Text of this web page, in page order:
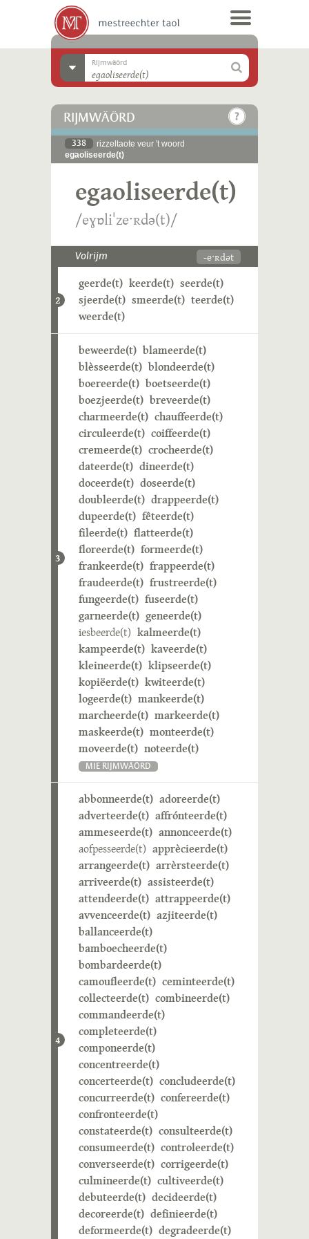
Rijmwäörd
RIJMWÄÖRD
338
rizzeltaote veur 't woord
egaoliseerde(t)
egaoliseerde(t)
/eɣɒliˈzeˑʀdə(t)/
Volrijm -eˑʀdət
2
geerde(t) keerde(t) seerde(t)
sjeerde(t) smeerde(t) teerde(t)
weerde(t)
3
beweerde(t) blameerde(t)
blèsseerde(t) blondeerde(t)
boereerde(t) boetseerde(t)
boezjeerde(t) breveerde(t)
charmeerde(t) chauffeerde(t)
circuleerde(t) coiffeerde(t)
cremeerde(t) crocheerde(t)
dateerde(t) dineerde(t)
doceerde(t) doseerde(t)
doubleerde(t) drappeerde(t)
dupeerde(t) fêteerde(t)
fileerde(t) flatteerde(t)
floreerde(t) formeerde(t)
frankeerde(t) frappeerde(t)
fraudeerde(t) frustreerde(t)
fungeerde(t) fuseerde(t)
garneerde(t) geneerde(t)
iesbeerde(t) kalmeerde(t)
kampeerde(t) kaveerde(t)
kleineerde(t) klipseerde(t)
kopiëerde(t) kwiteerde(t)
logeerde(t) mankeerde(t)
marcheerde(t) markeerde(t)
maskeerde(t) monteerde(t)
moveerde(t) noteerde(t)
MIE RIJMWÄÖRD
4
abbonneerde(t) adoreerde(t)
adverteerde(t) affrónteerde(t)
ammeseerde(t) annonceerde(t)
aofpesseerde(t) apprècieerde(t)
arrangeerde(t) arrèrsteerde(t)
arriveerde(t) assisteerde(t)
attendeerde(t) attrappeerde(t)
avvenceerde(t) azjiteerde(t)
ballanceerde(t)
bamboecheerde(t)
bombardeerde(t)
camoufleerde(t) ceminteerde(t)
collecteerde(t) combineerde(t)
commandeerde(t)
completeerde(t)
componeerde(t)
concentreerde(t)
concerteerde(t) concludeerde(t)
concurreerde(t) confereerde(t)
confronteerde(t)
constateerde(t) consulteerde(t)
consumeerde(t) controleerde(t)
converseerde(t) corrigeerde(t)
culmineerde(t) cultiveerde(t)
debuteerde(t) decideerde(t)
decoreerde(t) definieerde(t)
deformeerde(t) degradeerde(t)